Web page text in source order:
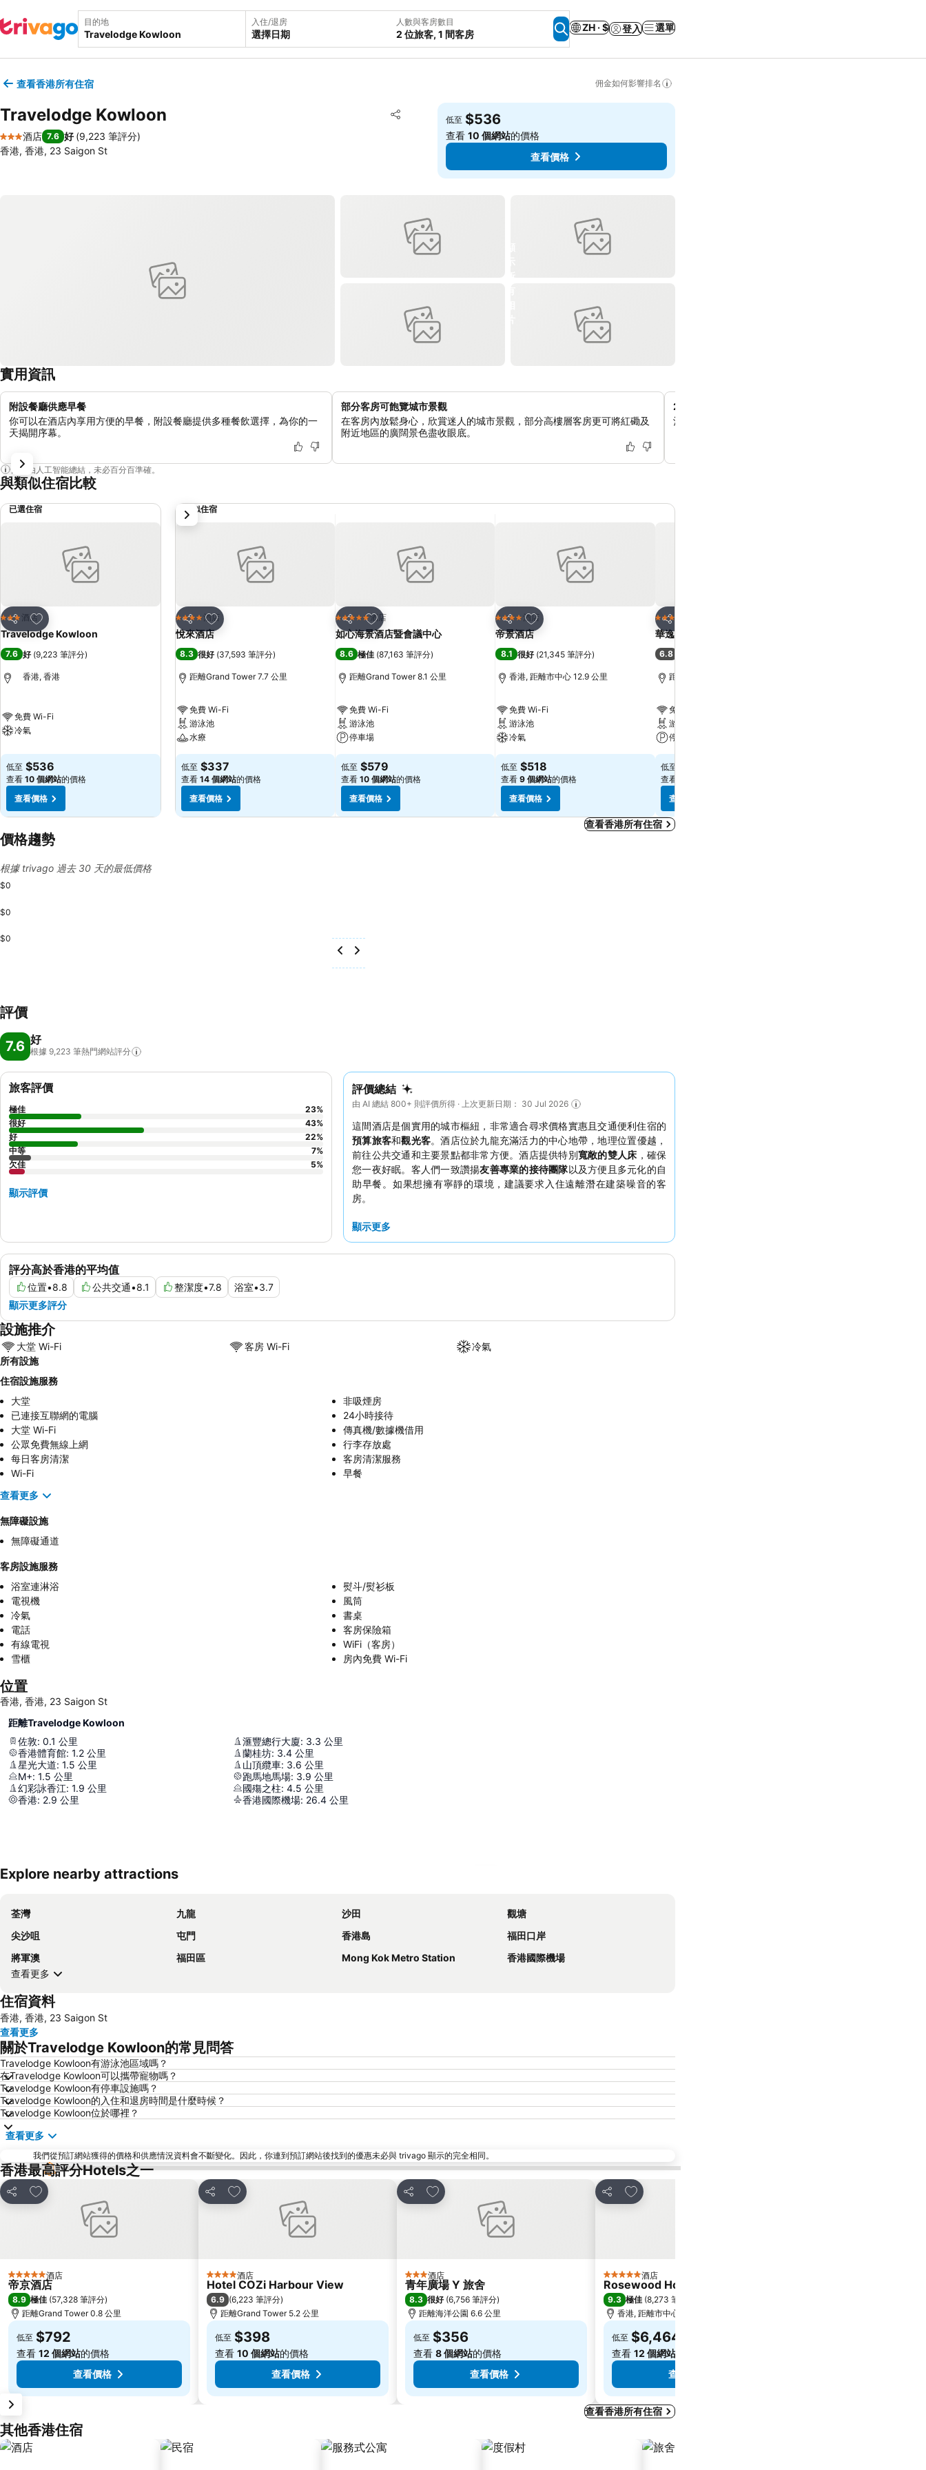
目的地 入住/退房
選擇日期
人數與客房數目
2 位旅客, 1 間客房
ZH · $ 登入 選單
查看香港所有住宿 佣金如何影響排名
Travelodge Kowloon 分享
放到收藏夾
3 星級
酒店 7.6 好 (9,223 筆評分)
香港, 香港, 23 Saigon St
低至 $536
查看10 個網站的價格
查看價格
實用資訊
附設餐廳供應早餐
你可以在酒店內享用方便的早餐，附設餐廳提供多種餐飲選擇，為你的一
天揭開序幕。
部分客房可飽覽城市景觀
在客房內放鬆身心，欣賞迷人的城市景觀，部分高樓層客房更可將紅磡及
附近地區的廣闊景色盡收眼底。
24 小時前台服務
酒店提供全天候接待服務，確保你隨時都能獲得便利和支援
內容由人工智能總結，未必百分百準確。
與類似住宿比較
已選住宿
分享
放到收藏夾
3 星級酒店
Travelodge Kowloon
7.6 好 (9,223 筆評分)
香港, 香港
免費 Wi-Fi
冷氣
低至 $536
查看 10 個網站的價格
查看價格
類似住宿
分享
放到收藏夾
4 星級 酒店
悅來酒店
8.3 很好 (37,593 筆評分)
距離Grand Tower 7.7 公里
免費 Wi-Fi
游泳池
水療
低至 $337
查看 14 個網站的價格
查看價格
分享
放到收藏夾
5 星級 酒店
如心海景酒店暨會議中心
8.6 極佳 (87,163 筆評分)
距離Grand Tower 8.1 公里
免費 Wi-Fi
游泳池
停車場
低至 $579
查看 10 個網站的價格
查看價格
分享
放到收藏夾
4 星級 酒店
帝景酒店
8.1 很好 (21,345 筆評分)
香港, 距離市中心 12.9 公里
免費 Wi-Fi
游泳池
冷氣
低至 $518
查看 9 個網站的價格
查看價格
分享
3 星級
華逸酒店
6.8
距離Grand Tower 6.7 公里
免費 Wi-Fi
游泳池
停車場
低至
查看
查看價格
下一步
查看香港所有住宿
價格趨勢
根據 trivago 過去 30 天的最低價格
$0
$0
$0
評價
7.6 好
根據 9,223 筆熱門網站評分
評價總結
由 AI 總結 800+ 則評價所得 · 上次更新日期： 30 Jul 2026
這間酒店是個實用的城市樞紐，非常適合尋求價格實惠且交通便利住宿的
預算旅客和觀光客。酒店位於九龍充滿活力的中心地帶，地理位置優越，
前往公共交通和主要景點都非常方便。酒店提供特別寬敞的雙人床 ，確保
您一夜好眠。客人們一致讚揚友善專業的接待團隊以及方便且多元化的自
助早餐。如果想擁有寧靜的環境，建議要求入住遠離潛在建築噪音的客
房。
顯示更多
評分高於香港的平均值
位置•8.8 公共交通•8.1 整潔度•7.8 浴室•3.7
顯示更多評分
旅客評價
極佳 23%
很好
43%
好
22%
中等
7%
欠佳
5%
顯示評價
設施推介
大堂 Wi-Fi 客房 Wi-Fi
冷氣
所有設施
住宿設施服務
大堂
非吸煙房
已連接互聯網的電腦
24小時接待
大堂 Wi-Fi
傳真機/數據機借用
公眾免費無線上網
行李存放處
每日客房清潔
客房清潔服務
Wi-Fi
早餐
查看更多
無障礙設施
無障礙通道
客房設施服務
浴室連淋浴
熨斗/熨衫板
電視機
風筒
冷氣
書桌
電話
客房保險箱
有線電視
WiFi（客房）
雪櫃
房內免費 Wi-Fi
位置
香港, 香港, 23 Saigon St
距離Travelodge Kowloon
佐敦: 0.1 公里
香港體育館: 1.2 公里
星光大道: 1.5 公里
M+: 1.5 公里
幻彩詠香江: 1.9 公里
香港: 2.9 公里
滙豐總行大廈: 3.3 公里
蘭桂坊: 3.4 公里
山頂纜車: 3.6 公里
跑馬地馬場: 3.9 公里
國殤之柱: 4.5 公里
香港國際機場: 26.4 公里
Explore nearby attractions
荃灣 九龍 沙田
觀塘
尖沙咀
屯門 香港島
福田口岸
將軍澳
福田區 Mong Kok Metro Station
香港國際機場
查看更多
住宿資料
香港, 香港, 23 Saigon St
查看更多
關於Travelodge Kowloon的常見問答
Travelodge Kowloon有游泳池區域嗎？
在Travelodge Kowloon可以攜帶寵物嗎？
Travelodge Kowloon有停車設施嗎？
Travelodge Kowloon的入住和退房時間是什麼時候？
Travelodge Kowloon位於哪裡？
查看更多
我們從預訂網站獲得的價格和供應情況資料會不斷變化。因此，你連到預訂網站後找到的優惠未必與 trivago 顯示的完全相同。
香港最高評分Hotels之一
分享
放到收藏夾
5 星級 酒店
帝京酒店
8.9 極佳 (57,328 筆評分)
距離Grand Tower 0.8 公里
低至 $792
查看 12 個網站的價格
查看價格
分享
放到收藏夾
4 星級 酒店
Hotel COZi Harbour View
6.9 (6,223 筆評分)
距離Grand Tower 5.2 公里
低至 $398
查看 10 個網站的價格
查看價格
分享
放到收藏夾
3 星級酒店
青年廣場 Y 旅舍
8.3 很好 (6,756 筆評分)
距離海洋公園 6.6 公里
低至 $356
查看 8 個網站的價格
查看價格
分享
放到收藏夾
5 星級 酒店
Rosewood Hong Kong
9.3 極佳 (8,273 筆評分
香港, 距離市中心 2.0 公里
低至 $6,464
查看 12 個網站
查看價格
查看香港所有住宿
其他香港住宿